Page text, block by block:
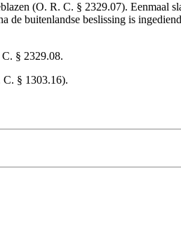
(O. R. C. § 2329.07). Eenmaal
buitenlandse beslissing is
§ 2329.08.
C. § 1303.16).